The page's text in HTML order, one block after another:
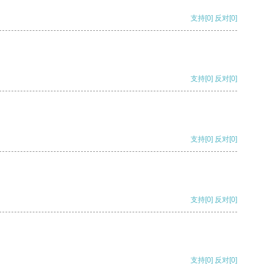
支持[0] 反对[0]
支持[0] 反对[0]
支持[0] 反对[0]
支持[0] 反对[0]
支持[0] 反对[0]